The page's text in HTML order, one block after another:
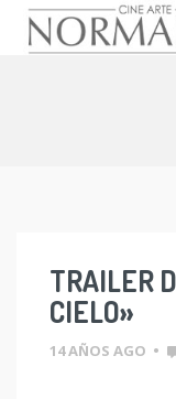
TRAILER
CIELO»
14 AÑOS AGO •